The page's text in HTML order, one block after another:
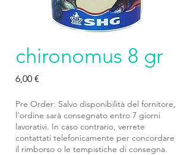
chironomus 8 gr
6,00 €
Pre Order: Salvo disponibilità del fornitore,
l’ordine sarà consegnato entro 7 giorni
lavorativi. In caso contrario, verrete
contattati telefonicamente per concordare
il rimborso o le tempistiche di consegna.